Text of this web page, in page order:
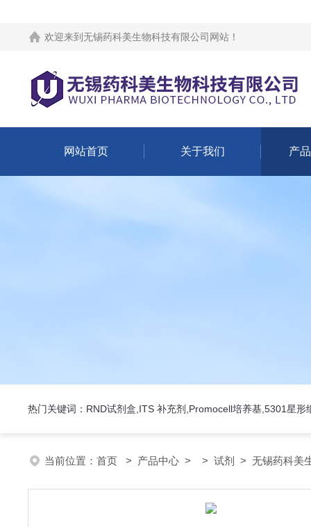
欢迎来到 无锡药科美生物科技有限公司网站 ！
网站首页 关于我们 产
热门关键词：RND试剂盒,ITS 补充剂,Promocell培养基,5301星形
当前位置： 首页 > 产品中心 > > 试剂 > 无锡药科美